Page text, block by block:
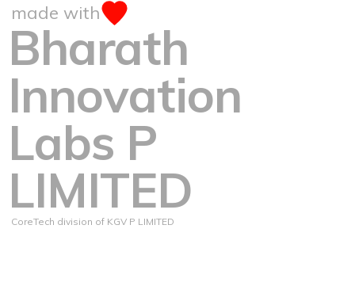
made with
Bharath
Innovation
Labs P
LIMITED
CoreTech division of KGV P LIMITED